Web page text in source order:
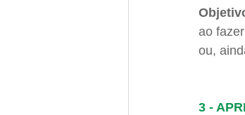
ao
ou,
3 -